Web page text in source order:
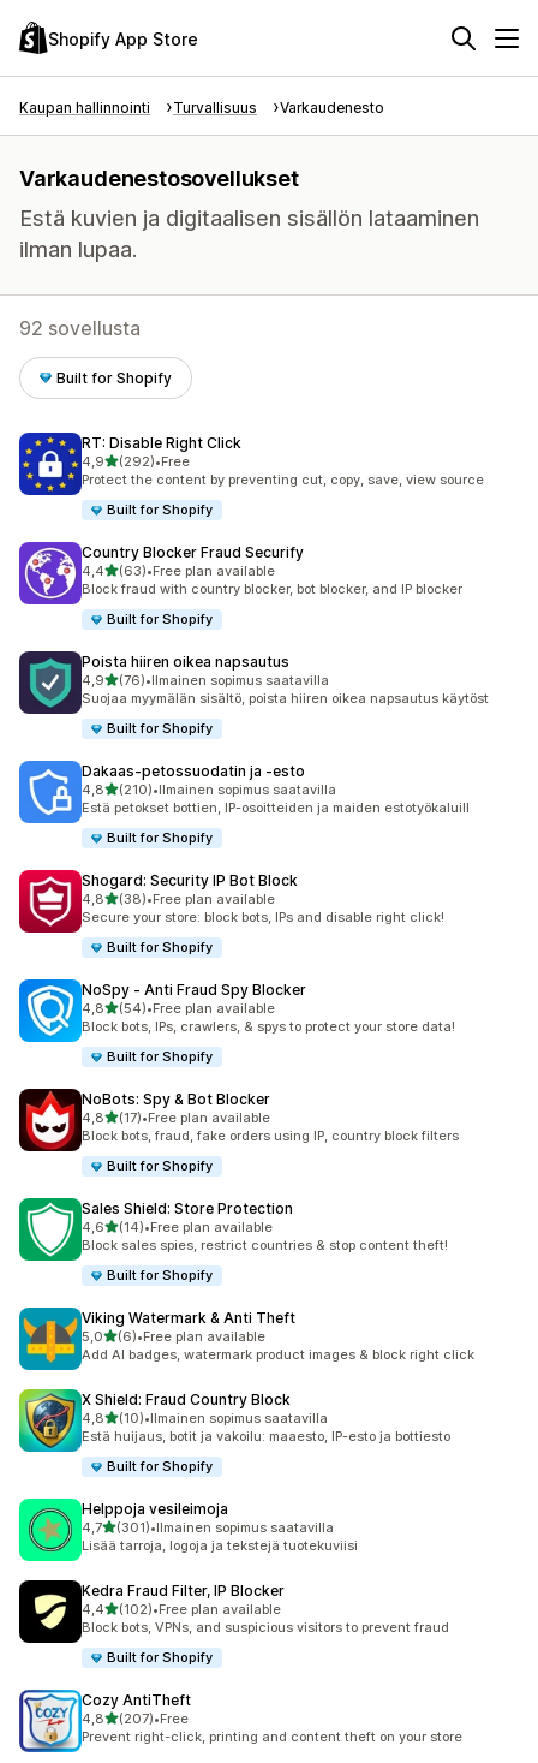
Shopify App Store
Kaupan hallinnointi Turvallisuus Varkaudenesto
Varkaudenestosovellukset
Estä kuvien ja digitaalisen sisällön lataaminen
ilman lupaa.
92 sovellusta
Built for Shopify
RT: Disable Right Click
4,9/ 5 tähteä
(292)
292 arvostelua yhteensä
•Free
Protect the content by preventing cut, copy, save, view source
Built for Shopify
Country Blocker Fraud Securify
4,4/ 5 tähteä
(63)
63 arvostelua yhteensä
•Free plan available
Block fraud with country blocker, bot blocker, and IP blocker
Built for Shopify
Poista hiiren oikea napsautus
4,9/ 5 tähteä
(76)
76 arvostelua yhteensä
•Ilmainen sopimus saatavilla
Suojaa myymälän sisältö, poista hiiren oikea napsautus käytöst
Built for Shopify
Dakaas‑petossuodatin ja ‑esto
4,8/ 5 tähteä
(210)
210 arvostelua yhteensä
•Ilmainen sopimus saatavilla
Estä petokset bottien, IP-osoitteiden ja maiden estotyökaluill
Built for Shopify
Shogard: Security IP Bot Block
4,8/ 5 tähteä
(38)
38 arvostelua yhteensä
•Free plan available
Secure your store: block bots, IPs and disable right click!
Built for Shopify
NoSpy ‑ Anti Fraud Spy Blocker
4,8/ 5 tähteä
(54)
54 arvostelua yhteensä
•Free plan available
Block bots, IPs, crawlers, & spys to protect your store data!
Built for Shopify
NoBots: Spy & Bot Blocker
4,8/ 5 tähteä
(17)
17 arvostelua yhteensä
•Free plan available
Block bots, fraud, fake orders using IP, country block filters
Built for Shopify
Sales Shield: Store Protection
4,6/ 5 tähteä
(14)
14 arvostelua yhteensä
•Free plan available
Block sales spies, restrict countries & stop content theft!
Built for Shopify
Viking Watermark & Anti Theft
5,0/ 5 tähteä
(6)
6 arvostelua yhteensä
•Free plan available
Add AI badges, watermark product images & block right click
X Shield: Fraud Country Block
4,8/ 5 tähteä
(10)
10 arvostelua yhteensä
•Ilmainen sopimus saatavilla
Estä huijaus, botit ja vakoilu: maaesto, IP-esto ja bottiesto
Built for Shopify
Helppoja vesileimoja
4,7/ 5 tähteä
(301)
301 arvostelua yhteensä
•Ilmainen sopimus saatavilla
Lisää tarroja, logoja ja tekstejä tuotekuviisi
Kedra Fraud Filter, IP Blocker
4,4/ 5 tähteä
(102)
102 arvostelua yhteensä
•Free plan available
Block bots, VPNs, and suspicious visitors to prevent fraud
Built for Shopify
Cozy AntiTheft
4,8/ 5 tähteä
(207)
207 arvostelua yhteensä
•Free
Prevent right-click, printing and content theft on your store